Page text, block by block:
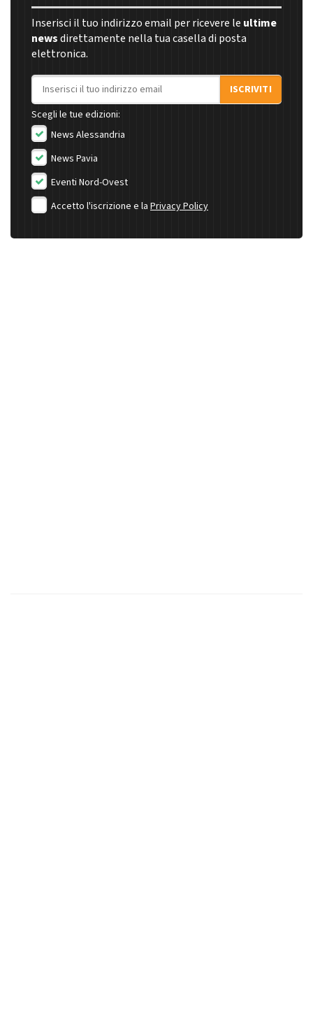
Inserisci il tuo indirizzo email per ricevere le ultime
newsdirettamente nella tua casella di posta
elettronica.
Indirizzo email
ISCRIVITI
Scegli le tue edizioni:
News Alessandria
News Pavia
Eventi Nord-Ovest
Accetto l'iscrizione e la Privacy Policy